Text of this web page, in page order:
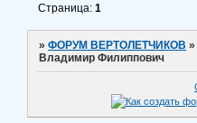
Страница:1
»ФОРУМ ВЕРТОЛЕТЧИКОВ
Владимир Филиппович